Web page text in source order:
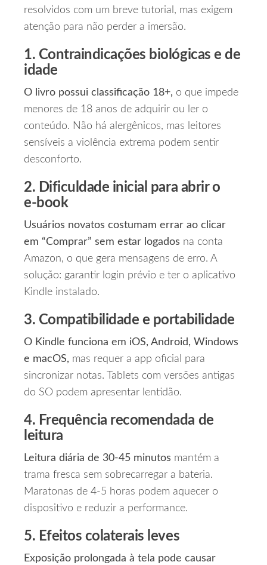
resolvidos com um breve tutorial, mas exigem
atenção para não perder a imersão.
1. Contraindicações biológicas e de
idade
O livro possui classificação 18+, o que impede
menores de 18 anos de adquirir ou ler o
conteúdo. Não há alergênicos, mas leitores
sensíveis a violência extrema podem sentir
desconforto.
2. Dificuldade inicial para abrir o
e‑book
Usuários novatos costumam errar ao clicar
em “Comprar” sem estar logados na conta
Amazon, o que gera mensagens de erro. A
solução: garantir login prévio e ter o aplicativo
Kindle instalado.
3. Compatibilidade e portabilidade
O Kindle funciona em iOS, Android, Windows
e macOS, mas requer a app oficial para
sincronizar notas. Tablets com versões antigas
do SO podem apresentar lentidão.
4. Frequência recomendada de
leitura
Leitura diária de 30‑45 minutos mantém a
trama fresca sem sobrecarregar a bateria.
Maratonas de 4‑5 horas podem aquecer o
dispositivo e reduzir a performance.
5. Efeitos colaterais leves
Exposição prolongada à tela pode causar